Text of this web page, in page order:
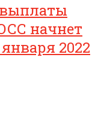
начнет
2022